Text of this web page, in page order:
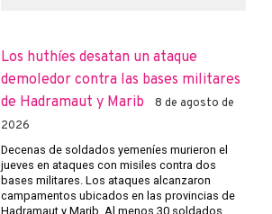
Los huthíes desatan un ataque
demoledor contra las bases militares
de Hadramaut y Marib
8 de agosto de
2026
Decenas de soldados yemeníes murieron el
jueves en ataques con misiles contra dos
bases militares. Los ataques alcanzaron
campamentos ubicados en las provincias de
Hadramaut y Marib. Al menos 30 soldados